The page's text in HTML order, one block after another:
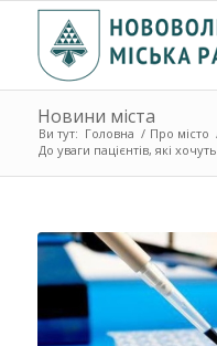
Новини міста
Ви тут: Головна / Про місто
До уваги пацієнтів, які